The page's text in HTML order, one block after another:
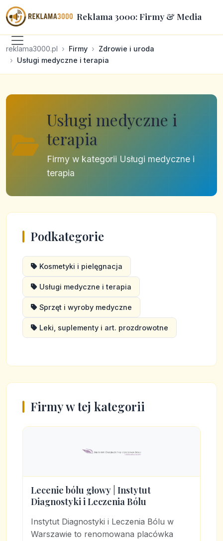
Reklama 3000: Firmy & Media
reklama3000.pl Firmy
Zdrowie i uroda
Usługi medyczne i terapia
Usługi medyczne i
terapia
Firmy w kategorii Usługi medyczne i
terapia
Podkategorie
Kosmetyki i pielęgnacja
Usługi medyczne i terapia
Sprzęt i wyroby medyczne
Leki, suplementy i art. prozdrowotne
Firmy w tej kategorii
Lecenie bólu głowy | Instytut
Diagnostyki i Leczenia Bólu
Instytut Diagnostyki i Leczenia Bólu w
Warszawie to renomowana placówka